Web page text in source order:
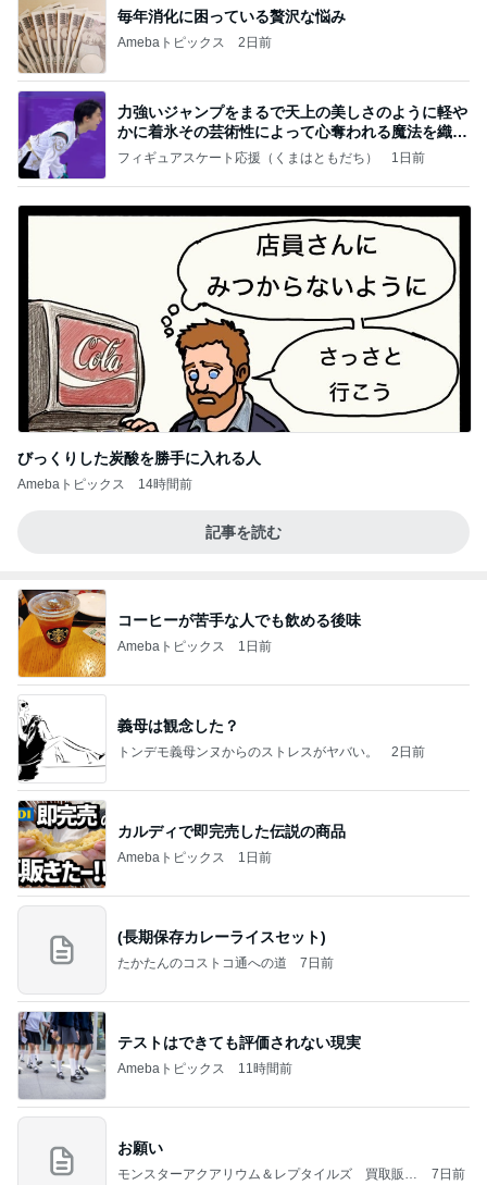
毎年消化に困っている贅沢な悩み
Amebaトピックス 2日前
力強いジャンプをまるで天上の美しさのように軽や
かに着氷その芸術性によって心奪われる魔法を織り
なす
フィギュアスケート応援（くまはともだち） 1日前
びっくりした炭酸を勝手に入れる人
Amebaトピックス 14時間前
記事を読む
コーヒーが苦手な人でも飲める後味
Amebaトピックス 1日前
義母は観念した？
トンデモ義母ンヌからのストレスがヤバい。 2日前
カルディで即完売した伝説の商品
Amebaトピックス 1日前
(長期保存カレーライスセット)
たかたんのコストコ通への道 7日前
テストはできても評価されない現実
Amebaトピックス 11時間前
お願い
モンスターアクアリウム＆レプタイルズ 買取販売
7日前